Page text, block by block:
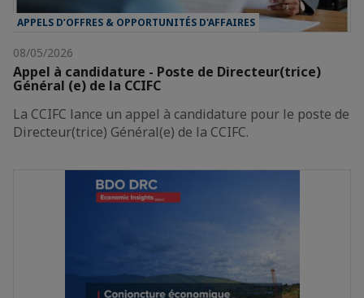
APPELS D’OFFRES & OPPORTUNITÉS D'AFFAIRES
08/05/2026
Appel à candidature - Poste de Directeur(trice)
Général (e) de la CCIFC
La CCIFC lance un appel à candidature pour le poste de
Directeur(trice) Général(e) de la CCIFC.